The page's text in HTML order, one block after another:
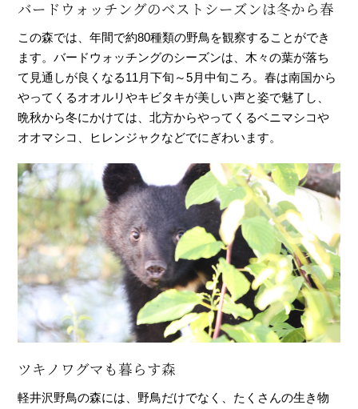
バードウォッチングのベストシーズンは冬から春
この森では、年間で約80種類の野鳥を観察することができ
ます。バードウォッチングのシーズンは、木々の葉が落ち
て見通しが良くなる11月下旬～5月中旬ころ。春は南国から
やってくるオオルリやキビタキが美しい声と姿で魅了し、
晩秋から冬にかけては、北方からやってくるベニマシコや
オオマシコ、ヒレンジャクなどでにぎわいます。
ツキノワグマも暮らす森
軽井沢野鳥の森には、野鳥だけでなく、たくさんの生き物